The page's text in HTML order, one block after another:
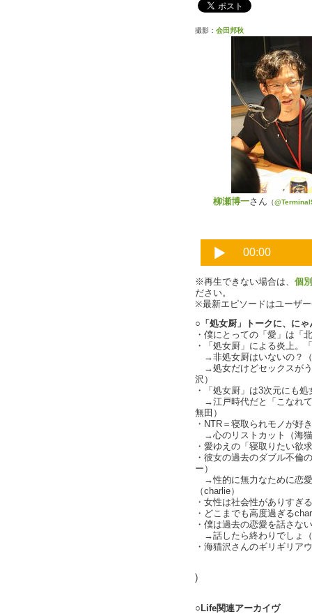
撮影： 会田邦秋
柳瀬博一さん （
※再生できない場合は、 個
ださい。
※最新エピソードはユーザ
○「処女厨」トークに、に
・僕にとっての「愛」は「
・「処女厨」による炎上。
→非処女厨はいないの？
→処女だけどセックスがう
沢）
・「処女厨」は3次元にも
→江戸時代だと「こなれて
無田）
・NTR＝寝取られモノが好
→心のリストカット（海
・愛ゆえの「寝取りたい欲
・彼女の過去のダブル不倫
ー）
→性的に無力なために恋愛
（charlie）
・女性は社会性がありすぎ
・どこまでも高度過ぎる
・僕は過去の恋愛を話さな
→話したら終わりでしょ
・海猫沢さんのギリギリア
)
○Life関連アーカイヴ